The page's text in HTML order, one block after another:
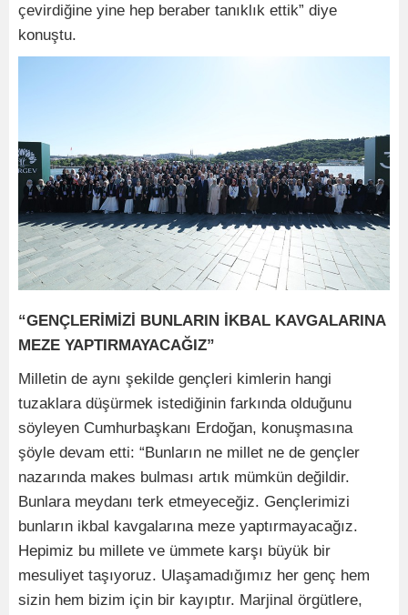
çevirdiğine yine hep beraber tanıklık ettik” diye
konuştu.
“GENÇLERİMİZİ BUNLARIN İKBAL KAVGALARINA
MEZE YAPTIRMAYACAĞIZ”
Milletin de aynı şekilde gençleri kimlerin hangi
tuzaklara düşürmek istediğinin farkında olduğunu
söyleyen Cumhurbaşkanı Erdoğan, konuşmasına
şöyle devam etti: “Bunların ne millet ne de gençler
nazarında makes bulması artık mümkün değildir.
Bunlara meydanı terk etmeyeceğiz. Gençlerimizi
bunların ikbal kavgalarına meze yaptırmayacağız.
Hepimiz bu millete ve ümmete karşı büyük bir
mesuliyet taşıyoruz. Ulaşamadığımız her genç hem
sizin hem bizim için bir kayıptır. Marjinal örgütlere,